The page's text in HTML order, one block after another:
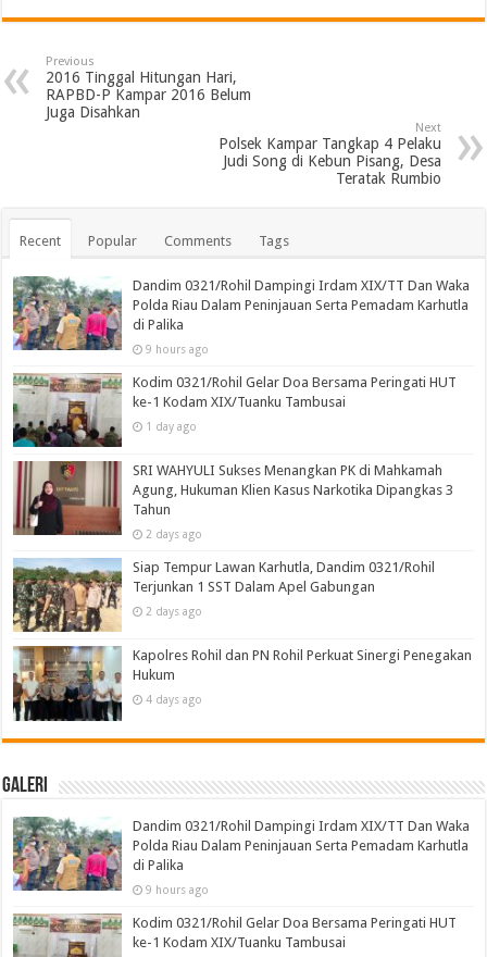
Previous
2016 Tinggal Hitungan Hari,
RAPBD-P Kampar 2016 Belum
Juga Disahkan
Next
Polsek Kampar Tangkap 4 Pelaku
Judi Song di Kebun Pisang, Desa
Teratak Rumbio
Recent Popular Comments Tags
Dandim 0321/Rohil Dampingi Irdam XIX/TT Dan Waka
Polda Riau Dalam Peninjauan Serta Pemadam Karhutla
di Palika
9 hours ago
Kodim 0321/Rohil Gelar Doa Bersama Peringati HUT
ke-1 Kodam XIX/Tuanku Tambusai
1 day ago
SRI WAHYULI Sukses Menangkan PK di Mahkamah
Agung, Hukuman Klien Kasus Narkotika Dipangkas 3
Tahun
2 days ago
Siap Tempur Lawan Karhutla, Dandim 0321/Rohil
Terjunkan 1 SST Dalam Apel Gabungan
2 days ago
Kapolres Rohil dan PN Rohil Perkuat Sinergi Penegakan
Hukum
4 days ago
Galeri
Dandim 0321/Rohil Dampingi Irdam XIX/TT Dan Waka
Polda Riau Dalam Peninjauan Serta Pemadam Karhutla
di Palika
9 hours ago
Kodim 0321/Rohil Gelar Doa Bersama Peringati HUT
ke-1 Kodam XIX/Tuanku Tambusai